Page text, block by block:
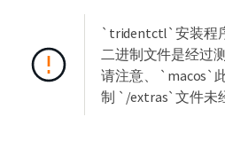
`tridentctl`安装程
二进制文件是经过
请注意、 `macos`
制 `/extras`文件未